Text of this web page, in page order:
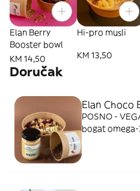
Elan Berry
Booster bowl
KM 14,50
Hi-pro musli
KM 13,50
Doručak
Elan Choco
POSNO -
bogat omega-